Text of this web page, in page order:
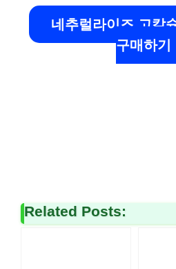
네추럴라이즈 고칼
구매하기
Related Posts: